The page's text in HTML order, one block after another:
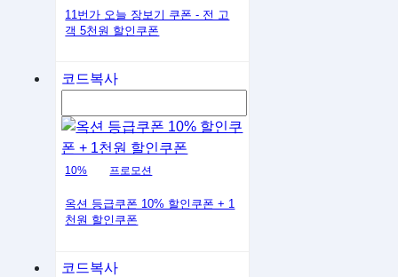
11번가 오늘 장보기 쿠폰 - 전 고
객 5천원 할인쿠폰
코드복사
10% 프로모션
옥션 등급쿠폰 10% 할인쿠폰 + 1
천원 할인쿠폰
코드복사